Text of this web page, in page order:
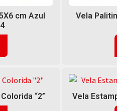
cm Azul
Vela
“2” Vela